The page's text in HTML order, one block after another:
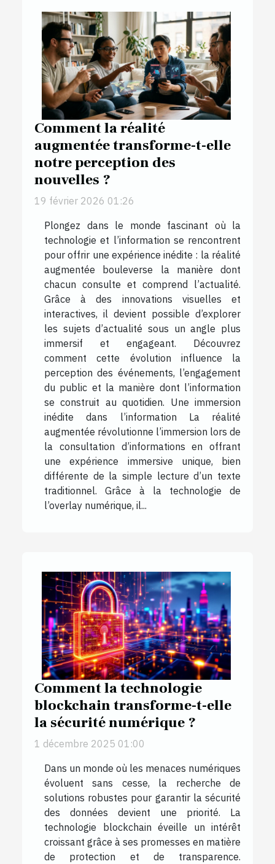
Comment la réalité
augmentée transforme-t-elle
notre perception des
nouvelles ?
19 février 2026 01:26
Plongez dans le monde fascinant où la
technologie et l’information se rencontrent
pour offrir une expérience inédite : la réalité
augmentée bouleverse la manière dont
chacun consulte et comprend l’actualité.
Grâce à des innovations visuelles et
interactives, il devient possible d’explorer
les sujets d’actualité sous un angle plus
immersif et engageant. Découvrez
comment cette évolution influence la
perception des événements, l’engagement
du public et la manière dont l’information
se construit au quotidien. Une immersion
inédite dans l’information La réalité
augmentée révolutionne l’immersion lors de
la consultation d’informations en offrant
une expérience immersive unique, bien
différente de la simple lecture d’un texte
traditionnel. Grâce à la technologie de
l’overlay numérique, il...
Comment la technologie
blockchain transforme-t-elle
la sécurité numérique ?
1 décembre 2025 01:00
Dans un monde où les menaces numériques
évoluent sans cesse, la recherche de
solutions robustes pour garantir la sécurité
des données devient une priorité. La
technologie blockchain éveille un intérêt
croissant grâce à ses promesses en matière
de protection et de transparence.